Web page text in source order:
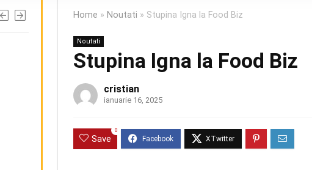
Home » Noutati » Stupina Igna la Food Biz
Noutati
Stupina Igna la Food Biz
cristian
ianuarie 16, 2025
Save
0